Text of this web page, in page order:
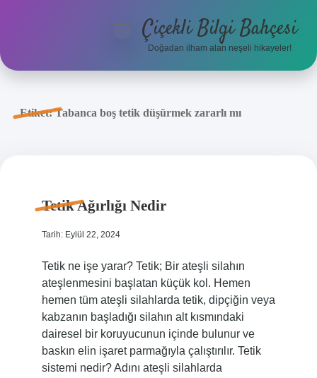
Anasayfa
menüyüÇiçekli Bilgi Bahçesi
Doğadan ilham alan neşeli hikayeler!
Etiket:Tabanca boş tetik düşürmek zararlı mı
Tetik Ağırlığı Nedir
Tarih: Eylül 22, 2024
Tetik ne işe yarar? Tetik; Bir ateşli silahın
ateşlenmesini başlatan küçük kol. Hemen
hemen tüm ateşli silahlarda tetik, dipçiğin veya
kabzanın başladığı silahın alt kısmındaki
dairesel bir koruyucunun içinde bulunur ve
baskın elin işaret parmağıyla çalıştırılır. Tetik
sistemi nedir? Adını ateşli silahlarda